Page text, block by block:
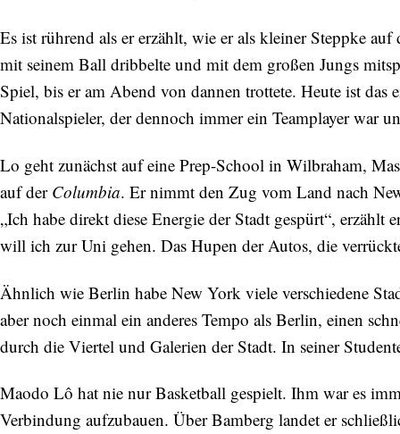
Es ist rührend als er erzählt, wie er als kleiner Steppke
mit seinem Ball dribbelte und mit dem großen Jungs
Spiel, bis er am Abend von dannen trottete. Heute ist das
Nationalspieler, der dennoch immer ein Teamplayer war
Lo geht zunächst auf eine Prep-School in Wilbraham,
auf der Columbia. Er nimmt den Zug vom Land nach
„Ich habe direkt diese Energie der Stadt gespürt“,
will ich zur Uni gehen. Das Hupen der Autos, die
Ähnlich wie Berlin habe New York viele verschiedene
aber noch einmal ein anderes Tempo als Berlin, einen
durch die Viertel und Galerien der Stadt. In seiner
Maodo Lô hat nie nur Basketball gespielt. Ihm war es
Verbindung aufzubauen. Über Bamberg landet er
Entdecken Sie jede Woche neue schöne
Orte, handverlesene Geheimtipps und
einzigartige Reisen.
Bitte schicken Sie mir bis zum Widerruf meiner
Einwilligung den Newsletter mit Informationen zu
neuen Beiträgen. Die
Datenschutzerklärung
habe ich
zur Kenntnis genommen und akzeptiere diese.
SENDEN